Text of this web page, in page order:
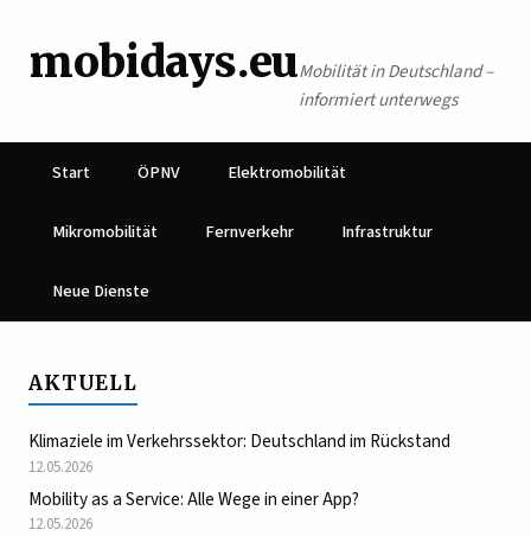
mobidays.euMobilität in Deutschland –
informiert unterwegs
Start ÖPNV Elektromobilität
Mikromobilität Fernverkehr Infrastruktur
Neue Dienste
AKTUELL
Klimaziele im Verkehrssektor: Deutschland im Rückstand
12.05.2026
Mobility as a Service: Alle Wege in einer App?
12.05.2026